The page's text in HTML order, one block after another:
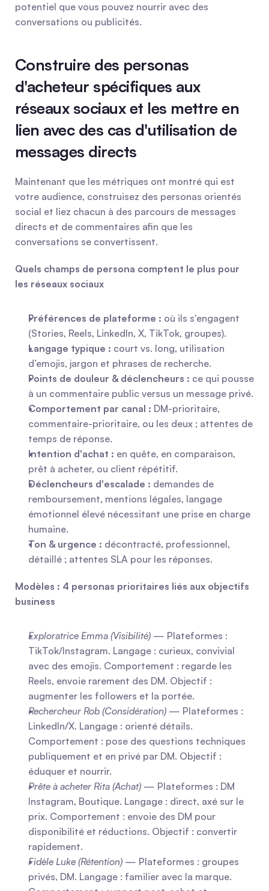
potentiel que vous pouvez nourrir avec des
conversations ou publicités.
Construire des personas
d'acheteur spécifiques aux
réseaux sociaux et les mettre en
lien avec des cas d'utilisation de
messages directs
Maintenant que les métriques ont montré qui est
votre audience, construisez des personas orientés
social et liez chacun à des parcours de messages
directs et de commentaires afin que les
conversations se convertissent.
Quels champs de persona comptent le plus pour
les réseaux sociaux
Préférences de plateforme : où ils s'engagent
(Stories, Reels, LinkedIn, X, TikTok, groupes).
Langage typique : court vs. long, utilisation
d’emojis, jargon et phrases de recherche.
Points de douleur & déclencheurs : ce qui pousse
à un commentaire public versus un message privé.
Comportement par canal : DM-prioritaire,
commentaire-prioritaire, ou les deux ; attentes de
temps de réponse.
Intention d'achat : en quête, en comparaison,
prêt à acheter, ou client répétitif.
Déclencheurs d'escalade : demandes de
remboursement, mentions légales, langage
émotionnel élevé nécessitant une prise en charge
humaine.
Ton & urgence : décontracté, professionnel,
détaillé ; attentes SLA pour les réponses.
Modèles : 4 personas prioritaires liés aux objectifs
business
Exploratrice Emma (Visibilité) — Plateformes :
TikTok/Instagram. Langage : curieux, convivial
avec des emojis. Comportement : regarde les
Reels, envoie rarement des DM. Objectif :
augmenter les followers et la portée.
Rechercheur Rob (Considération) — Plateformes :
LinkedIn/X. Langage : orienté détails.
Comportement : pose des questions techniques
publiquement et en privé par DM. Objectif :
éduquer et nourrir.
Prête à acheter Rita (Achat) — Plateformes : DM
Instagram, Boutique. Langage : direct, axé sur le
prix. Comportement : envoie des DM pour
disponibilité et réductions. Objectif : convertir
rapidement.
Fidèle Luke (Rétention) — Plateformes : groupes
privés, DM. Langage : familier avec la marque.